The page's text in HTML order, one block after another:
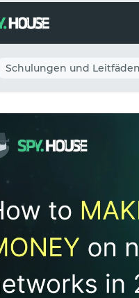
Schulungen und Leitfäden